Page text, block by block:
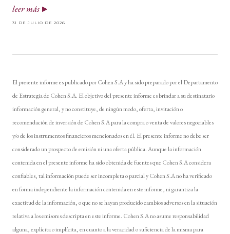
leer más
31 DE JULIO DE 2026
El presente informe es publicado por Cohen S.A y ha sido preparado por el Departamento
de Estrategia de Cohen S.A. El objetivo del presente informe es brindar a su destinatario
información general, y no constituye, de ningún modo, oferta, invitación o
recomendación de inversión de Cohen S.A para la compra o venta de valores negociables
y/o de los instrumentos financieros mencionados en él. El presente informe no debe ser
considerado un prospecto de emisión ni una oferta pública. Aunque la información
contenida en el presente informe ha sido obtenida de fuentes que Cohen S.A considera
confiables, tal información puede ser incompleta o parcial y Cohen S.A no ha verificado
en forma independiente la información contenida en este informe, ni garantiza la
exactitud de la información, o que no se hayan producido cambios adversos en la situación
relativa a los emisores descripta en este informe. Cohen S.A no asume responsabilidad
alguna, explícita o implícita, en cuanto a la veracidad o suficiencia de la misma para